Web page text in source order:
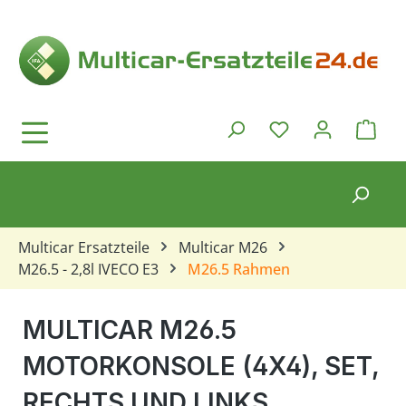
Du hast 0
Multicar Ersatzteile
Multicar M26
M26.5 - 2,8l IVECO E3
M26.5 Rahmen
MULTICAR M26.5
MOTORKONSOLE (4X4), SET,